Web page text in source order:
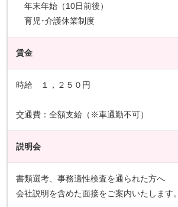
年末年始（10日前後）
育児･介護休業制度
賃金
時給 １，２５０円
交通費：全額支給（※車通勤不可）
説明会
書類選考、事務適性検査を通られた方へ
会社説明を含めた面接をご案内いたします。